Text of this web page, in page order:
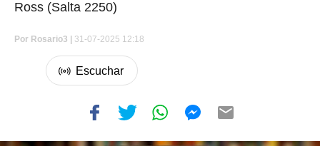
Ross (Salta 2250)
Por Rosario3 | 31-07-2025 12:18